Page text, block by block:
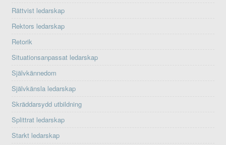
Rättvist ledarskap
Rektors ledarskap
Retorik
Situationsanpassat ledarskap
Självkännedom
Självkänsla ledarskap
Skräddarsydd utbildning
Splittrat ledarskap
Starkt ledarskap